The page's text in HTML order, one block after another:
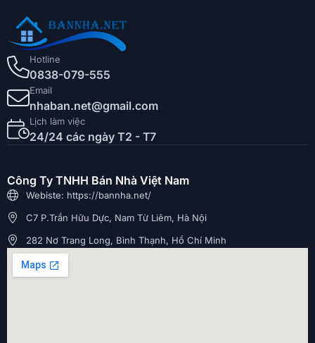
Hotline
0838-079-555
Email
nhaban.net@gmail.com
Lịch làm việc
24/24 các ngày T2 - T7
Công Ty TNHH Bán Nhà Việt Nam
Webiste: https://bannha.net/
C7 P.Trần Hữu Dực, Nam Từ Liêm, Hà Nội
282 Nơ Trang Long, Bình Thạnh, Hồ Chí Minh